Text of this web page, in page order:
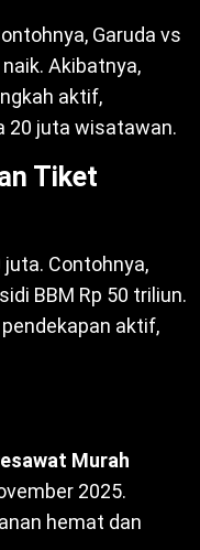
Garuda vs
Akibatnya,
aktif,
20 juta wisatawan.
Tiket
Contohnya,
BBM Rp 50 triliun.
aktif,
Murah
2025.
hemat dan